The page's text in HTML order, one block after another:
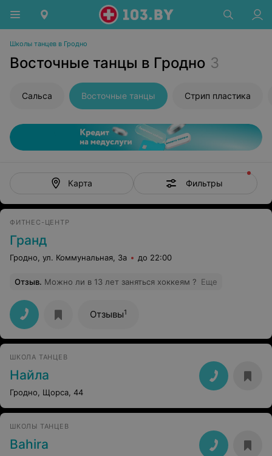
Школы танцев в Гродно
Восточные танцы в Гродно 3
Сальса Восточные танцы Стрип пластика
Карта Фильтры
ФИТНЕС-ЦЕНТР
Гранд
Гродно, ул. Коммунальная, 3а до 22:00
Отзыв. Можно ли в 13 лет заняться хоккеям ? Еще
Отзывы1
ШКОЛА ТАНЦЕВ
Найла
Гродно, Щорса, 44
ШКОЛЫ ТАНЦЕВ
Bahira